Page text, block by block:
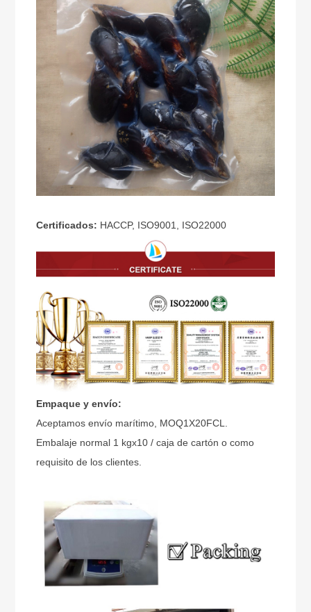
Certificados: HACCP, ISO9001, ISO22000
Empaque y envío:
Aceptamos envío marítimo, MOQ1X20FCL.
Embalaje normal 1 kgx10 / caja de cartón o como
requisito de los clientes.